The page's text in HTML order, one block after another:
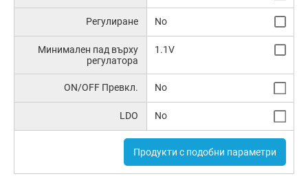
Регулиране No
Минимален пад върху
регулатора
1.1V
ON/OFF Превкл. No
LDO No
Продукти с подобни параметри